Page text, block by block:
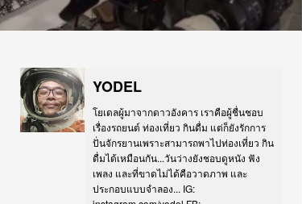
YODEL
โยเดลผู้มาจากดาวอังคาร เราคือผู้ชื่นชอบ
เรื่องรถยนต์ ท่องเที่ยว กินดื่ม แต่ก็ยังรักการ
ปั่นจักรยานเพราะสามารถพาไปท่องเที่ยว กิน
ดื่มได้เหมือนกัน...วันว่างยังชอบดูหนัง ฟัง
เพลง และที่ขาดไม่ได้คือวาดภาพ และ
ประกอบแบบจำลอง... IG: